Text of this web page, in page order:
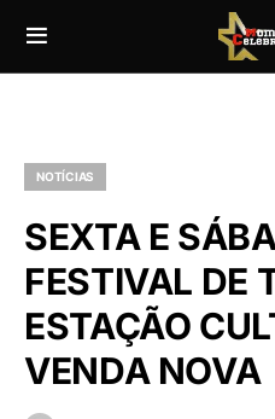
NOTÍCIAS
SEXTA E
FESTIVAL DE
ESTAÇÃO
VENDA NOVA